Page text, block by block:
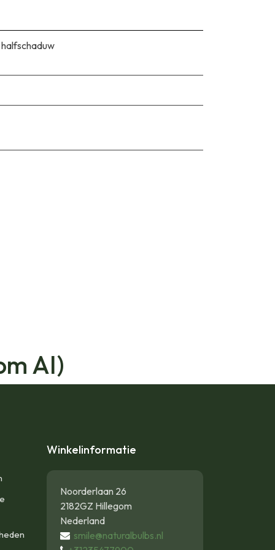
halfschaduw
AI)
Winkelinformatie
Noorderlaan 26
2182GZ Hillegom
Nederland
smile@naturalbulbs.nl